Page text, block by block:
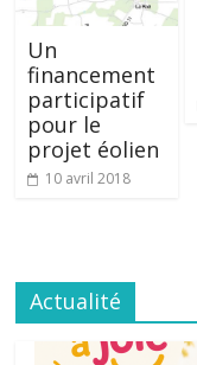
Un
financement
participatif
pour le
projet éolien
10 avril 2018
Actualité